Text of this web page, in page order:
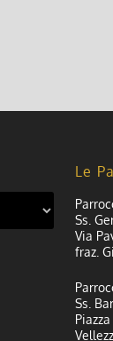
Le
Ss.
Via
fraz.
Ss.